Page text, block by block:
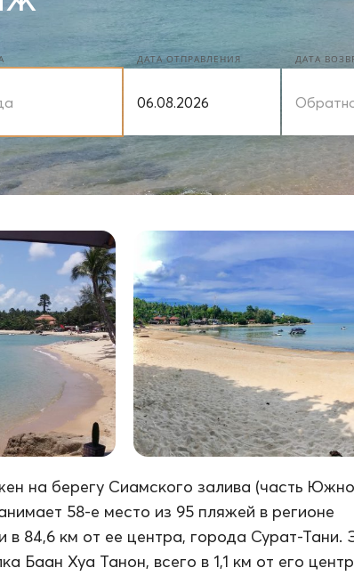
ДАТА ОТПРАВЛЕНИЯ ДАТА
на берегу Сиамского залива (часть
58-е место из 95 пляжей в регионе
в 84,6 км от ее центра, города Сурат-Тани.
Баан Хуа Танон, всего в 1,1 км от его